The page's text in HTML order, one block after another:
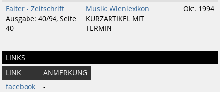
Falter - Zeitschrift
Ausgabe: 40/94, Seite
40
Musik: Wienlexikon
KURZARTIKEL MIT
TERMIN
Okt. 1994
LINKS
LINK
ANMERKUNG
facebook
-